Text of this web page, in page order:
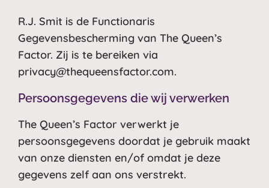
R.J. Smit is de Functionaris
Gegevensbescherming van The Queen’s
Factor. Zij is te bereiken via
privacy@thequeensfactor.com.
Persoonsgegevens die wij verwerken
The Queen’s Factor verwerkt je
persoonsgegevens doordat je gebruik maakt
van onze diensten en/of omdat je deze
gegevens zelf aan ons verstrekt.